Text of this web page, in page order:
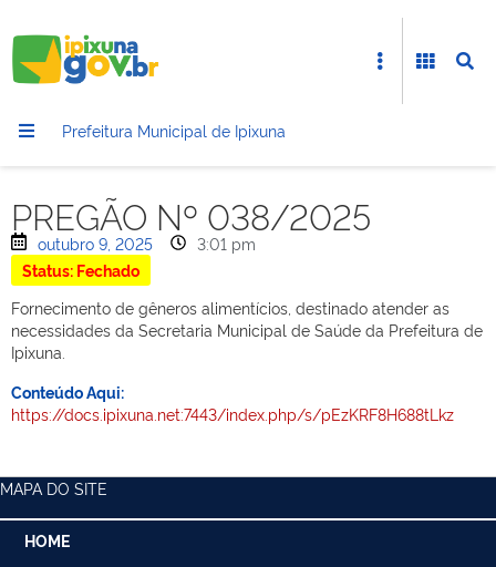
Prefeitura Municipal de Ipixuna
PREGÃO Nº 038/2025
outubro 9, 2025
3:01 pm
Status: Fechado
Fornecimento de gêneros alimentícios, destinado atender as
necessidades da Secretaria Municipal de Saúde da Prefeitura de
Ipixuna.
Conteúdo Aqui:
https://docs.ipixuna.net:7443/index.php/s/pEzKRF8H688tLkz
MAPA DO SITE
HOME